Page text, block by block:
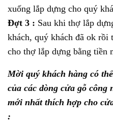
xuống lắp dựng cho quý
Đợt 3 : Sau khi thợ lắp
khách, quý khách đã ok rồi
cho thợ lắp dựng bằng tiền
Mời quý khách hàng có
của các dòng cửa gỗ công
mới nhất thích hợp cho
: